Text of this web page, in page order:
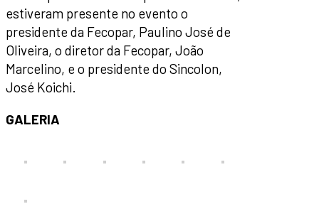
estiveram presente no evento o
presidente da Fecopar, Paulino José de
Oliveira, o diretor da Fecopar, João
Marcelino, e o presidente do Sincolon,
José Koichi.
GALERIA